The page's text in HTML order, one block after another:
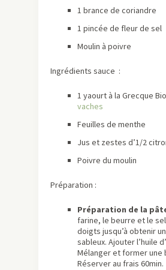
1 brance de coriandre
1 pincée de fleur de sel
Moulin à poivre
Ingrédients sauce :
1 yaourt à la Grecque
vaches
Feuilles de menthe
Jus et zestes d’1/2
Poivre du moulin
Préparation :
Préparation de la
farine, le beurre et le
doigts jusqu’à obtenir
sableux. Ajouter l’huile
Mélanger et former une
Réserver au frais 60min.